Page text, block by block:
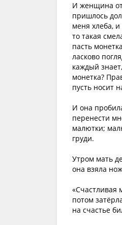
И женщина
пришлось
меня хлеба, и
то такая
пасть
ласково
каждый
монетка?
пусть носит
И она
перенести
малютки;
груди.
Утром мать
она взяла
«Счастливая
потом
на счастье